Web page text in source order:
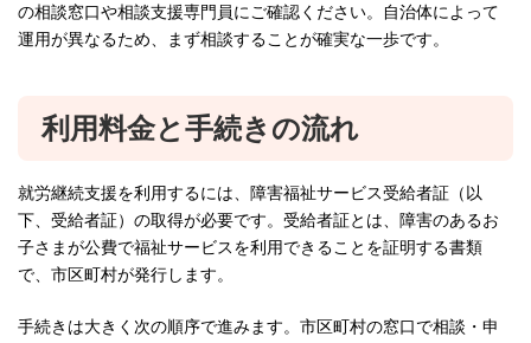
の相談窓口や相談支援専門員にご確認ください。自治体によって
運用が異なるため、まず相談することが確実な一歩です。
利用料金と手続きの流れ
就労継続支援を利用するには、障害福祉サービス受給者証（以
下、受給者証）の取得が必要です。受給者証とは、障害のあるお
子さまが公費で福祉サービスを利用できることを証明する書類
で、市区町村が発行します。
手続きは大きく次の順序で進みます。市区町村の窓口で相談・申